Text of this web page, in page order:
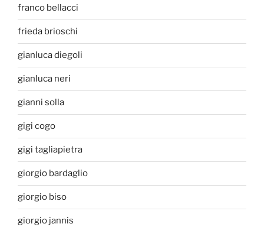
franco bellacci
frieda brioschi
gianluca diegoli
gianluca neri
gianni solla
gigi cogo
gigi tagliapietra
giorgio bardaglio
giorgio biso
giorgio jannis